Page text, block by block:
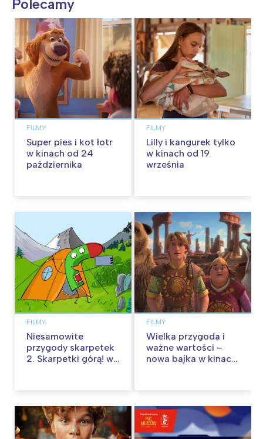
Polecamy
FILMY
Super pies i kot łotr
w kinach od 24
października
FILMY
Lilly i kangurek tylko
w kinach od 19
września
FILMY
Niesamowite
przygody skarpetek
2. Skarpetki górą! w
FILMY
Wielka przygoda i
ważne wartości –
nowa bajka w kinach